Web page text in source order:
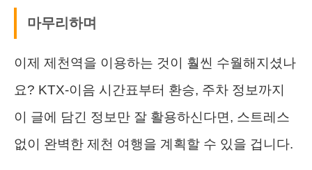
마무리하며
이제 제천역을 이용하는 것이 훨씬 수월해지셨나
요? KTX-이음 시간표부터 환승, 주차 정보까지
이 글에 담긴 정보만 잘 활용하신다면, 스트레스
없이 완벽한 제천 여행을 계획할 수 있을 겁니다.